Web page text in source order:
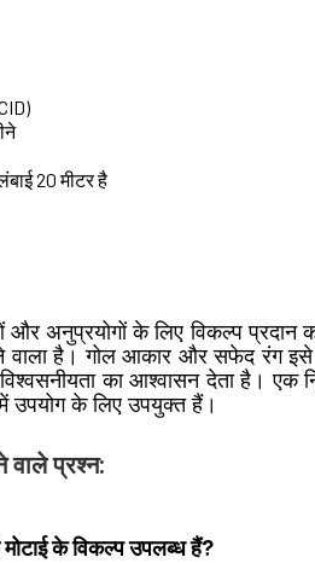
20 मीटर है
अनुप्रयोगों के लिए विकल्प प्रदान
है। गोल आकार और सफेद रंग इसे
का आश्वासन देता है। एक
उपयोग के लिए उपयुक्त हैं।
प्रश्न:
के विकल्प उपलब्ध हैं?